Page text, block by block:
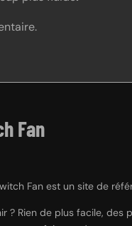
Fan
Fan est un site de
? Rien de plus facile,